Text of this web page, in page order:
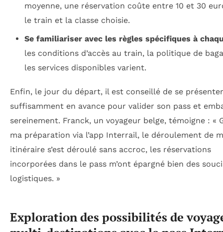
moyenne, une réservation coûte entre 10 et 30
le train et la classe choisie.
Se familiariser avec les règles spécifiques à
les conditions d’accès au train, la politique de
les services disponibles varient.
Enfin, le jour du départ, il est conseillé de se présenter
suffisamment en avance pour valider son pass et
sereinement. Franck, un voyageur belge, témoigne : «
ma préparation via l’app Interrail, le déroulement de
itinéraire s’est déroulé sans accroc, les réservations
incorporées dans le pass m’ont épargné bien des
logistiques. »
Exploration des possibilités de